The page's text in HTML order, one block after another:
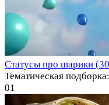
Статусы про шарики (30
Тематическая
01